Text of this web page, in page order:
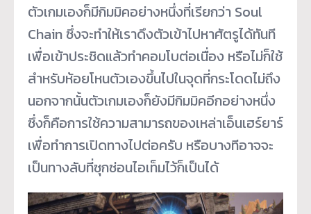
ตัวเกมเองก็มีกิมมิคอย่างหนึ่งที่เรียกว่า Soul
Chain ซึ่งจะทำให้เราดึงตัวเข้าไปหาศัตรูได้ทันที
เพื่อเข้าประชิดแล้วทำคอมโบต่อเนื่อง หรือไม่ก็ใช้
สำหรับห้อยโหนตัวเองขึ้นไปในจุดที่กระโดดไม่ถึง
นอกจากนั้นตัวเกมเองก็ยังมีกิมมิคอีกอย่างหนึ่ง
ซึ่งก็คือการใช้ความสามารถของเหล่าเอ็นเฮร์ยาร์
เพื่อทำการเปิดทางไปต่อครับ หรือบางทีอาจจะ
เป็นทางลับที่ซุกซ่อนไอเท็มไว้ก็เป็นได้